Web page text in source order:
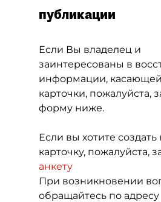
публикации
Если Вы владелец и
заинтересованы в
информации,
карточки, пожалуйста,
форму ниже.
Если вы хотите
карточку, пожалуйста,
анкету
При возникновении
обращайтесь по адресу